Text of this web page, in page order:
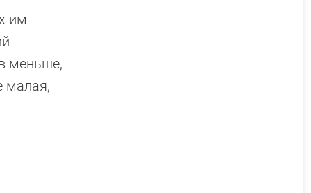
им
меньше,
малая,